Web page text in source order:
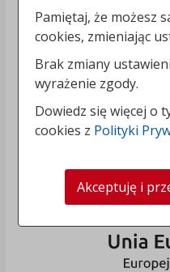
Pamiętaj, że możesz
cookies, zmieniając
Brak zmiany
wyrażenie zgody.
Dowiedz się więcej o
cookies z Polityki
Akceptuję i